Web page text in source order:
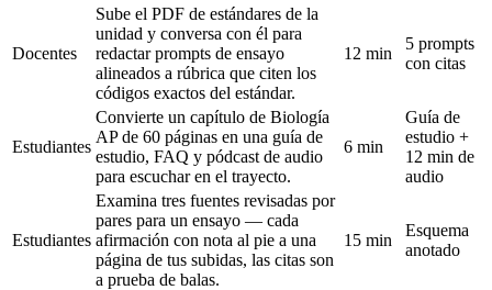
Docentes
Sube el PDF de estándares de la
unidad y conversa con él para
redactar prompts de ensayo
alineados a rúbrica que citen los
códigos exactos del estándar.
12 min
5 prompts
con citas
Estudiantes
Convierte un capítulo de Biología
AP de 60 páginas en una guía de
estudio, FAQ y pódcast de audio
para escuchar en el trayecto.
6 min
Guía de
estudio +
12 min de
audio
Estudiantes
Examina tres fuentes revisadas por
pares para un ensayo — cada
afirmación con nota al pie a una
página de tus subidas, las citas son
a prueba de balas.
15 min
Esquema
anotado